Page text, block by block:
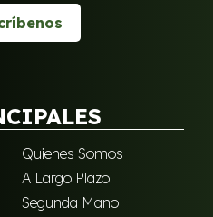
Quienes Somos
A Largo Plazo
Segunda Mano